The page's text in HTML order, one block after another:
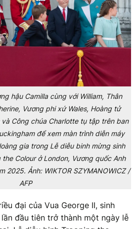
hậu Camilla cùng với William, Thân
Vương phi xứ Wales, Hoàng tử
Công chúa Charlotte tụ tập trên ban
để xem màn trình diễn máy
gia trong Lễ diễu binh mừng sinh
Colour ở London, Vương quốc Anh
2025. Ảnh: WIKTOR SZYMANOWICZ /
AFP
đại của Vua George II, sinh
đầu tiên trở thành một ngày lễ